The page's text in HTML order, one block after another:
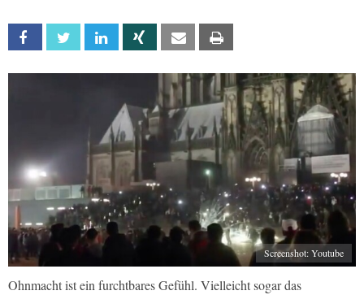
Facebook Twitter Linkedin Xing Email
Screenshot: Youtube
Ohnmacht ist ein furchtbares Gefühl. Vielleicht sogar das